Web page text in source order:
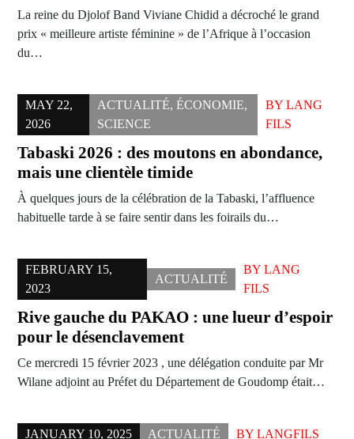
La reine du Djolof Band Viviane Chidid a décroché le grand
prix « meilleure artiste féminine » de l’Afrique à l’occasion
du…
MAY 22,
2026
ACTUALITÉ, ÉCONOMIE,
SCIENCE
BY LANG
FILS
Tabaski 2026 : des moutons en abondance,
mais une clientèle timide
À quelques jours de la célébration de la Tabaski, l’affluence
habituelle tarde à se faire sentir dans les foirails du…
FEBRUARY 15,
2023
ACTUALITÉ
BYLANG
FILS
Rive gauche du PAKAO : une lueur d’espoir
pour le désenclavement
Ce mercredi 15 février 2023 , une délégation conduite par Mr
Wilane adjoint au Préfet du Département de Goudomp était…
JANUARY 10, 2025 ACTUALITÉ BY LANGFILS